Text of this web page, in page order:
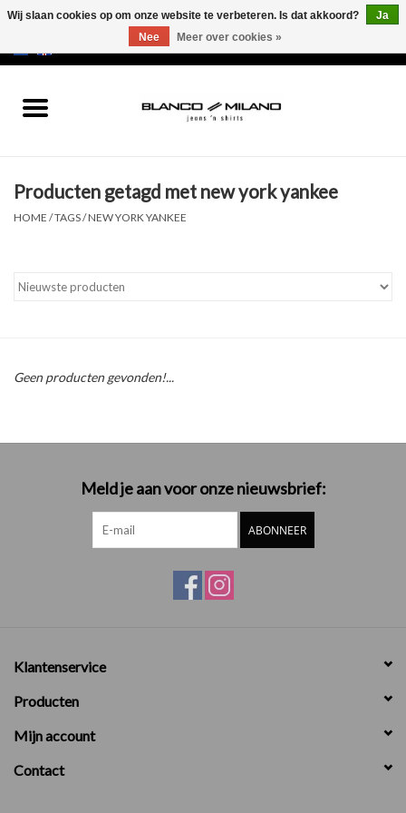
SALE 50%
Merken
Producten getagd met new york yankee
HOME /TAGS/NEW YORK YANKEE
Geen producten gevonden!...
Meld je aan voor onze nieuwsbrief:
ABONNEER
Klantenservice
Producten
Mijn account
Contact
Wij slaan cookies op om onze website te verbeteren. Is dat akkoord?
Ja
Nee
Meer over cookies »